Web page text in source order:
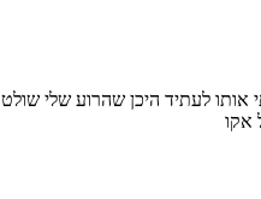
לעתיד היכן שהרוע שלי שולט
אקו